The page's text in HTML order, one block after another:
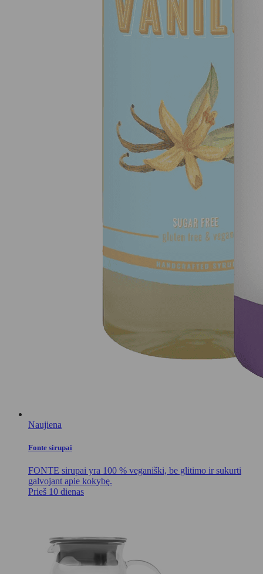
Naujiena
Fonte sirupai
FONTE sirupai yra 100 % veganiški, be glitimo ir sukurti
galvojant apie kokybę.
Prieš 10 dienas